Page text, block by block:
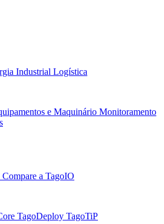
Industrial Logística
e Maquinário Monitoramento
Compare a TagoIO
TagoDeploy TagoTiP